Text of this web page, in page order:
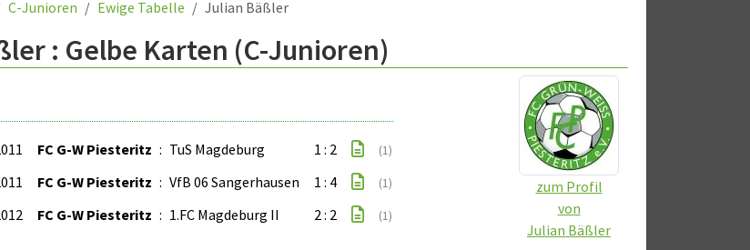
C-Junioren Ewige Tabelle Julian Bäßler
: Gelbe Karten (C-Junioren)
zum Profil
von
Julian Bäßler
FC G-W Piesteritz : TuS Magdeburg 1 : 2 (1)
FC G-W Piesteritz : VfB 06 Sangerhausen 1 : 4 (1)
FC G-W Piesteritz : 1.FC Magdeburg II 2 : 2 (1)